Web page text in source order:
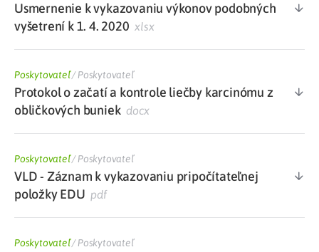
Usmernenie k vykazovaniu výkonov podobných
vyšetrení k 1. 4. 2020 xlsx
Poskytovateľ/Poskytovateľ
Protokol o začatí a kontrole liečby karcinómu z
obličkových buniekdocx
Poskytovateľ/Poskytovateľ
VLD - Záznam k vykazovaniu pripočítateľnej
položky EDU pdf
Poskytovateľ/Poskytovateľ